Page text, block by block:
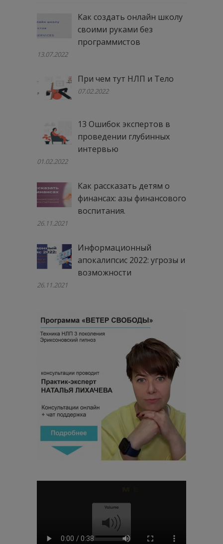
Как создать онлайн школу
своими руками без
программистов
13.07.2022
При чем тут НЛП и Тело
07.02.2022
13 Ошибок экспертов в
проведении глубинных
интервью
01.02.2022
Как рассказать детям о
финансах: азы финансового
воспитания.
26.11.2021
Информационный
апокалипсис 2022: угрозы и
возможности
26.11.2021